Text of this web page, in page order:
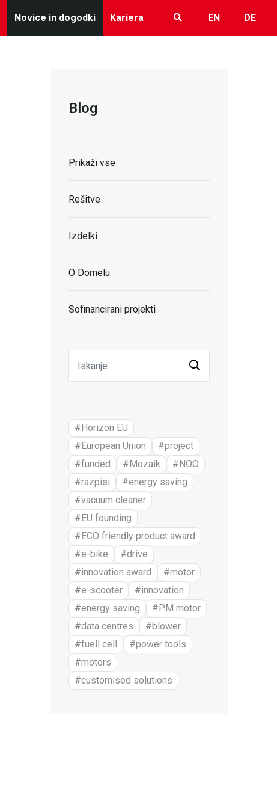
Novice in dogodki Kariera EN DE
Blog
Prikaži vse
Rešitve
Izdelki
O Domelu
Sofinancirani projekti
#Horizon EU
#European Union
#project
#funded
#Mozaik
#NOO
#razpisi
#energy saving
#vacuum cleaner
#EU founding
#ECO friendly product award
#e-bike
#drive
#innovation award
#motor
#e-scooter
#innovation
#energy saving
#PM motor
#data centres
#blower
#fuell cell
#power tools
#motors
#customised solutions